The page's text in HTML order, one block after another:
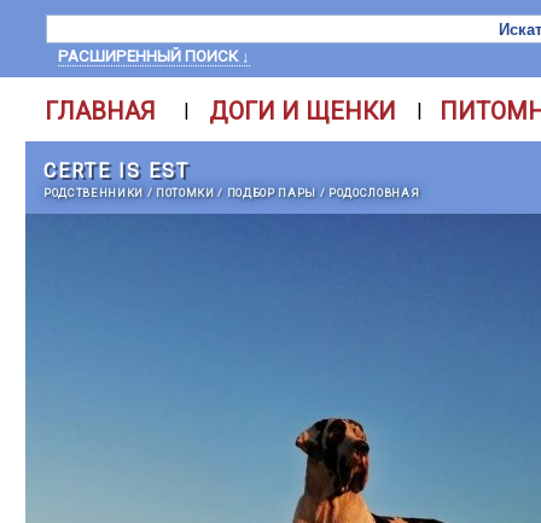
РАСШИРЕННЫЙ ПОИСК ↓
ГЛАВНАЯ | ДОГИ И ЩЕНКИ |
CERTE IS EST
РОДСТВЕННИКИ / ПОТОМКИ/ ПОДБОР ПАРЫ / РОДОСЛОВНАЯ